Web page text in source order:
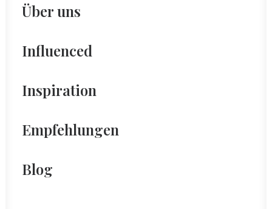
Über uns
Influenced
Inspiration
Empfehlungen
Blog